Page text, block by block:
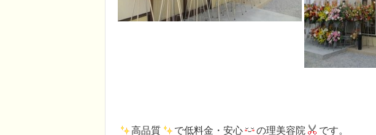
高品質 で低料金・安心 の理美容院 です。